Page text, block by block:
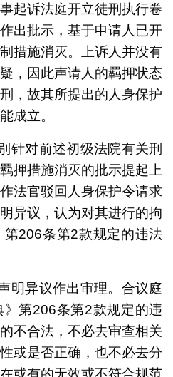
起诉法庭开立徒刑执行卷
出批示，基于申请人已开
措施消灭。上诉人并没有
，因此声请人的羁押状态
，故其所提出的人身保护
成立。
针对前述初级法院有关刑
押措施消灭的批示提起上
法官驳回人身保护令请求
异议，认为对其进行的拘
206条第2款规定的违法
明异议作出审理。合议庭
第206条第2款规定的违
不合法，不必去审查相关
或是否正确，也不必去分
或有的无效或不符合规范